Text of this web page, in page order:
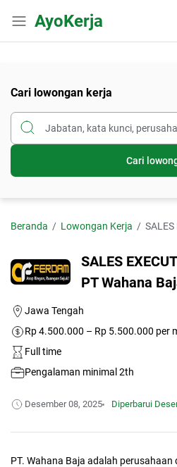
AyoKerja
Cari lowongan kerja
Cari
Beranda Lowongan Kerja SALES
SALES
PT Wahana
Jawa Tengah
Rp 4.500.000 – Rp 5.500.000 per
Full time
Pengalaman minimal 2th
Desember 08, 2025 Diperbarui
PT. Wahana Baja adalah perusahaan